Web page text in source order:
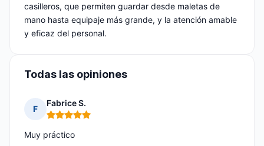
casilleros, que permiten guardar desde maletas de
mano hasta equipaje más grande, y la atención amable
y eficaz del personal.
Todas las opiniones
F
Fabrice S.
Nota: 5 de 5
Muy práctico